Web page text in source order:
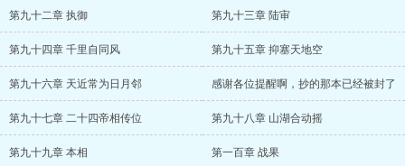
第九十二章 执御 第九十三章 陆审
第九十四章 千里自同风 第九十五章 抑塞天地空
第九十六章 天近常为日月邻 感谢各位提醒啊，抄的那本已经被封了
第九十七章 二十四帝相传位 第九十八章 山湖合动摇
第九十九章 本相 第一百章 战果